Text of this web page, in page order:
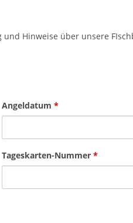
Hinweise über unsere
Angeldatum *
Tageskarten-Nummer *